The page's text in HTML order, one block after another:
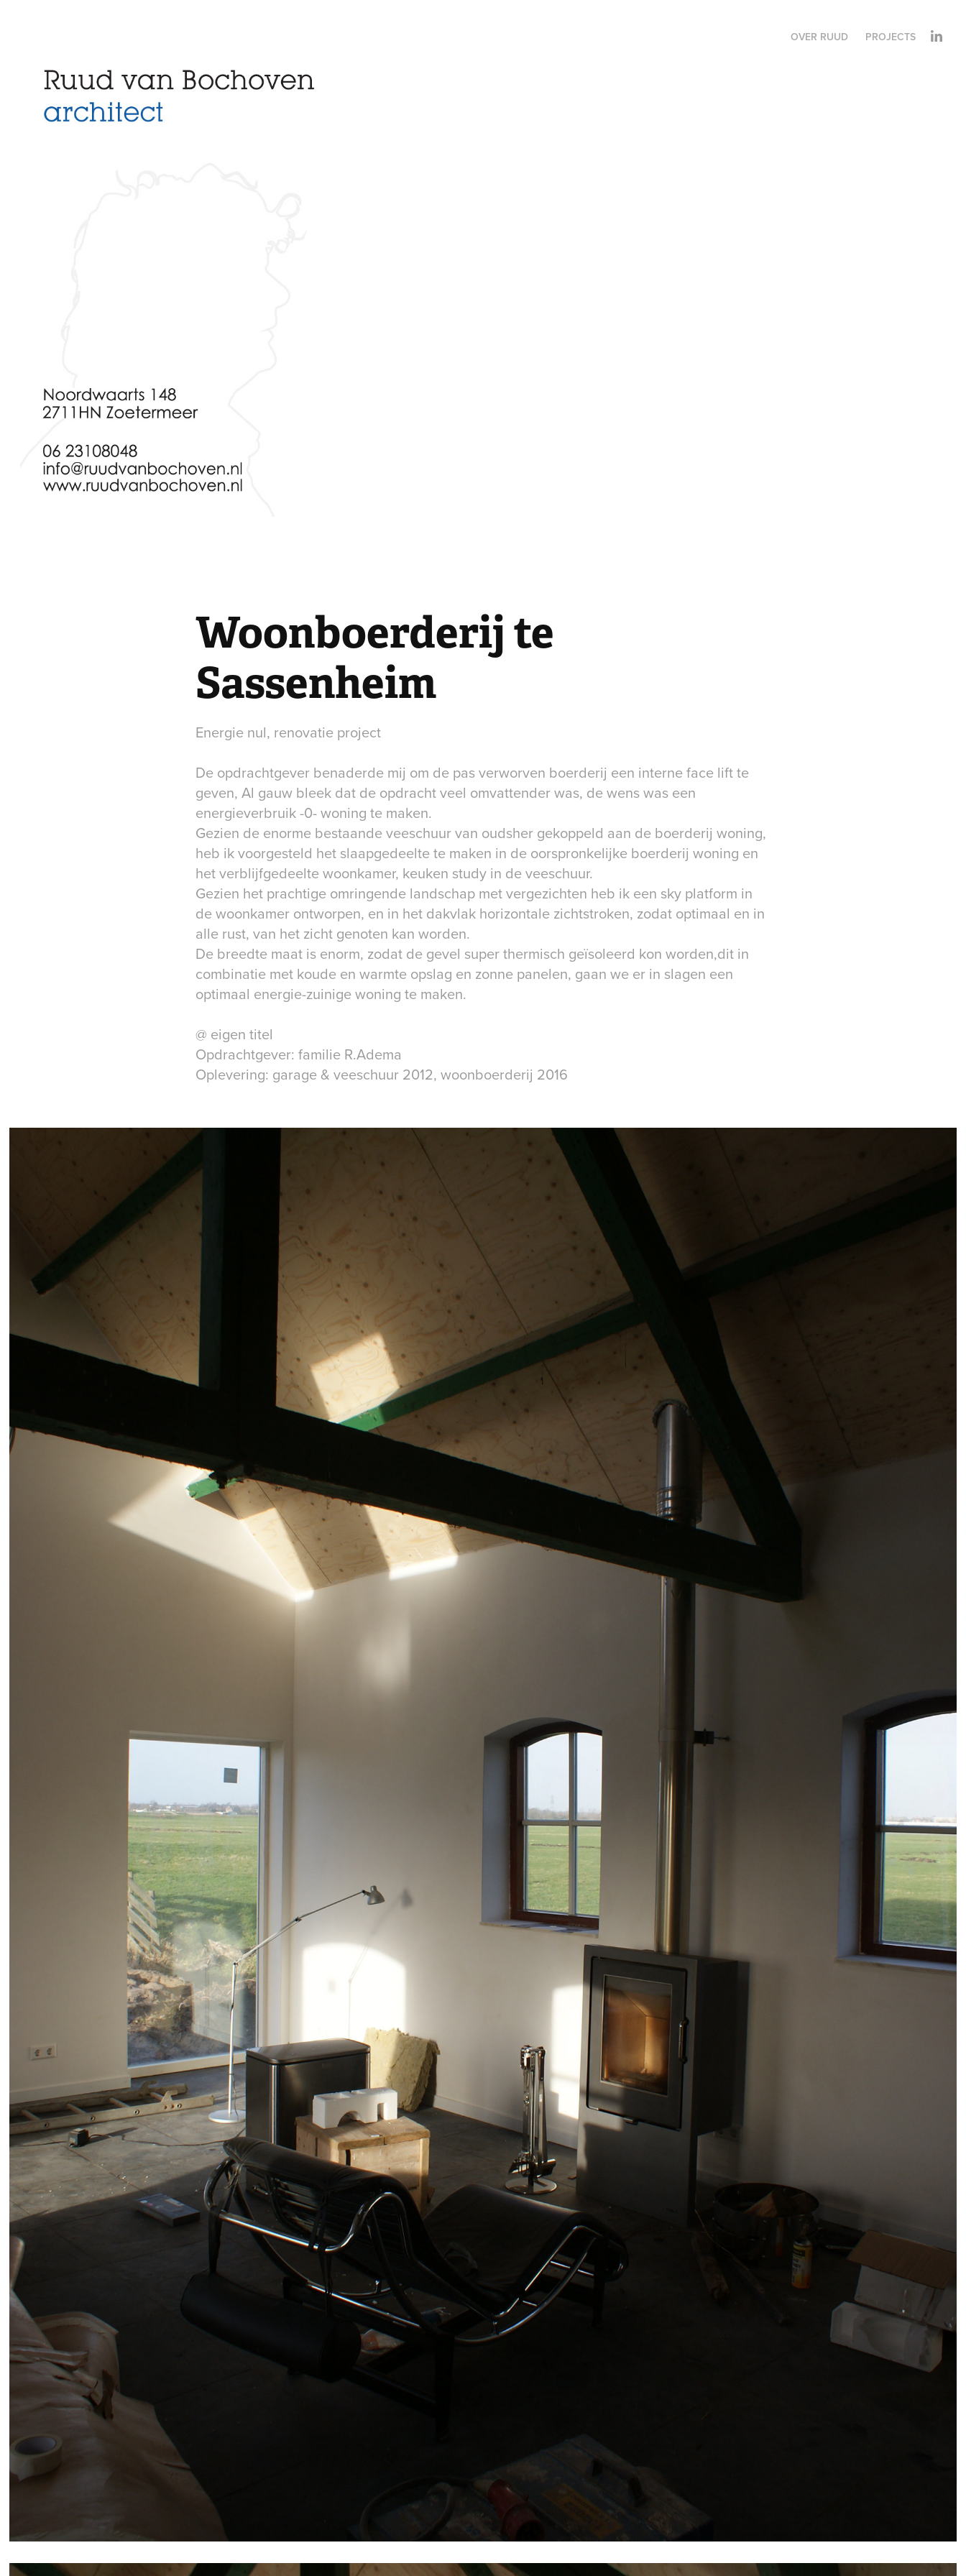
OVER RUUD PROJECTS
Woonboerderij te
Sassenheim
Energie nul, renovatie project
De opdrachtgever benaderde mij om de pas verworven boerderij een interne face lift te
geven, Al gauw bleek dat de opdracht veel omvattender was, de wens was een
energieverbruik -0- woning te maken.
Gezien de enorme bestaande veeschuur van oudsher gekoppeld aan de boerderij woning,
heb ik voorgesteld het slaapgedeelte te maken in de oorspronkelijke boerderij woning en
het verblijfgedeelte woonkamer, keuken study in de veeschuur.
Gezien het prachtige omringende landschap met vergezichten heb ik een sky platform in
de woonkamer ontworpen, en in het dakvlak horizontale zichtstroken, zodat optimaal en in
alle rust, van het zicht genoten kan worden.
De breedte maat is enorm, zodat de gevel super thermisch geïsoleerd kon worden,dit in
combinatie met koude en warmte opslag en zonne panelen, gaan we er in slagen een
optimaal energie-zuinige woning te maken.
@ eigen titel
Opdrachtgever: familie R.Adema
Oplevering: garage & veeschuur 2012, woonboerderij 2016